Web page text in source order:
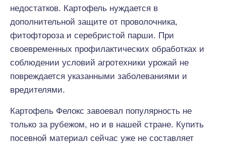
недостатков. Картофель нуждается в
дополнительной защите от проволочника,
фитофтороза и серебристой парши. При
своевременных профилактических обработках и
соблюдении условий агротехники урожай не
повреждается указанными заболеваниями и
вредителями.
Картофель Фелокс завоевал популярность не
только за рубежом, но и в нашей стране. Купить
посевной материал сейчас уже не составляет